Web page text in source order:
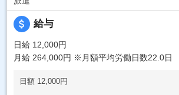
attach_money 給与
日給 12,000円
月給 264,000円 ※月額平均労働日数22.0日
日額 12,000円